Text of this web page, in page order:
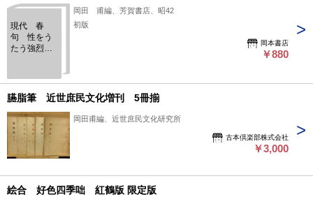
現代 春
句 性をう
たう強烈な
岡田 甫編、芳賀書店、昭42
初版
岡本書店
￥880
臙脂筆 近世庶民文化増刊 5冊揃
岡田甫編、近世庶民文化研究所
古本倶楽部株式会社
￥3,000
絵合 好色四季咄 紅鶴版 限定版